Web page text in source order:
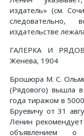
издатель» (см.
издательстве
ГАЛЕРКА И
Женева, 1904
Брошюра М. С.
(Рядового) вышла
года тиражом в
Бруевичу от 31
Ленин
объявлением о